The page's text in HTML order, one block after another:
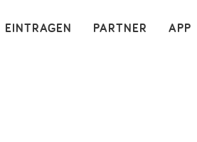
APP
PARTNER
EINTRAGEN